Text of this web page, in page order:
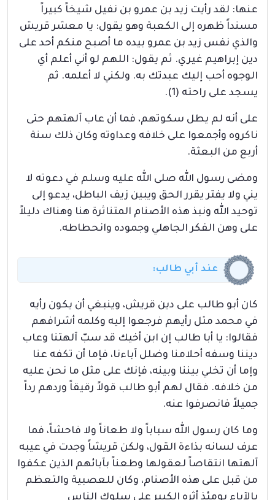
عنها: لقد رأيت زيد بن عمرو بن نفيل شيخاً كبيراً
مسنداً ظهره إلى الكعبة وهو يقول: يا معشر قريش
والذي نفس زيد بن عمرو بيده ما أصبح منكم أحد على
دين إبراهيم غيري. ثم يقول: اللهم لو أني أعلم أي
الوجوه أحب إليك عبدتك به. ولكني لا أعلمه. ثم
يسجد على راحته (1).
على أنه لم يطل سكوتهم، فما أن عاب آلهتهم حتى
ناكروه وأجمعوا على خلافه وعداوته وكان ذلك سنة
أربع من البعثة.
ومضى رسول الله صلى الله عليه وسلم في دعوته لا
يني ولا يفتر يقرر الحق ويبين زيف الباطل، يدعو إلى
توحيد الله ونبذ هذه الأصنام المتناثرة هنا وهناك دليلاً
على وهن الفكر الجاهلي وجموده وانحطاطه.
عند أبي طالب:
كان أبو طالب على دين قريش، وينبغي أن يكون رأيه
في محمد مثل رأيهم فرجعوا إليه وكلمه أشرافهم
فقالوا: يا أبا طالب إن ابن أخيك قد سبّ آلهتنا وعاب
ديننا وسفه أحلامنا وضلل آباءنا، فإما أن تكفه عنا
وإما أن تخلي بيننا وبينه، فإنك على مثل ما نحن عليه
من خلافه. فقال لهم أبو طالب قولاً رقيقاً وردهم رداً
جميلاً فانصرفوا عنه.
وما كان رسول الله سباباً ولا طعاناً ولا فاحشاً، فما
عرف لسانه بذاءة القول، ولكن قريشاً وجدت في عيبه
آلهتها انتقاصاً لعقولها وطعناً بآبائهم الذين عكفوا
من قبل على هذه الأصنام، وكان للعصبية والتعظم
بالآباء يومئذ أثره الكبير على سلوك الناس